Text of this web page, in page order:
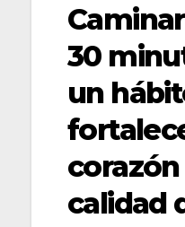
30
un
calidad